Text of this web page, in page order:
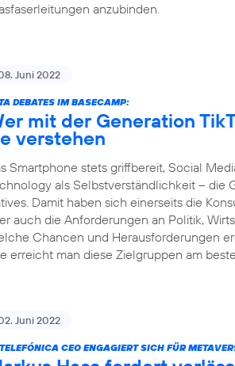
anzubinden.
Juni 2022
DEBATES IM BASECAMP:
mit der Generation
verstehen
Smartphone stets griffbereit, Social
als Selbstverständlichkeit – die
Damit haben sich einerseits die
auch die Anforderungen an Politik,
Chancen und Herausforderungen
erreicht man diese Zielgruppen am
Juni 2022
TELEFÓNICA CEO ENGAGIERT SICH FÜR